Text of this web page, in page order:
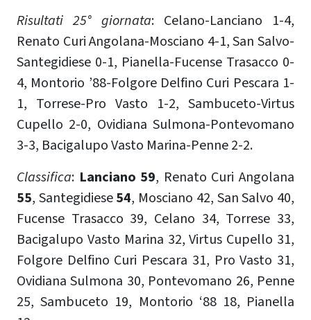
Risultati 25° giornata: Celano-Lanciano 1-4,
Renato Curi Angolana-Mosciano 4-1, San Salvo-
Santegidiese 0-1, Pianella-Fucense Trasacco 0-
4, Montorio ’88-Folgore Delfino Curi Pescara 1-
1, Torrese-Pro Vasto 1-2, Sambuceto-Virtus
Cupello 2-0, Ovidiana Sulmona-Pontevomano
3-3, Bacigalupo Vasto Marina-Penne 2-2.
Classifica: Lanciano 59, Renato Curi Angolana
55, Santegidiese54, Mosciano 42, San Salvo 40,
Fucense Trasacco 39, Celano 34, Torrese 33,
Bacigalupo Vasto Marina 32, Virtus Cupello 31,
Folgore Delfino Curi Pescara 31, Pro Vasto 31,
Ovidiana Sulmona 30, Pontevomano 26, Penne
25, Sambuceto 19, Montorio ‘88 18, Pianella